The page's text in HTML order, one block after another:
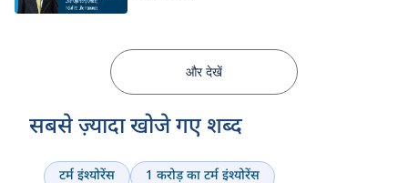
और देखें
सबसे ज़्यादा खोजे गए शब्द
टर्म इंश्योरेंस 1 करोड़ का टर्म इंश्योरेंस